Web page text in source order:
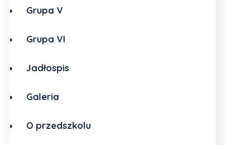
Grupa V
Grupa VI
Jadłospis
Galeria
O przedszkolu